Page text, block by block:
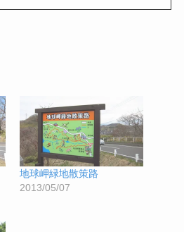
地球岬緑地散策路
2013/05/07